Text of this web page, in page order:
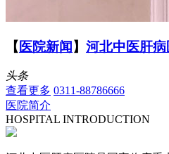
【 医院新闻】 河北中医肝病
头条
查看更多 0311-88786666
医院简介
HOSPITAL INTRODUCTION